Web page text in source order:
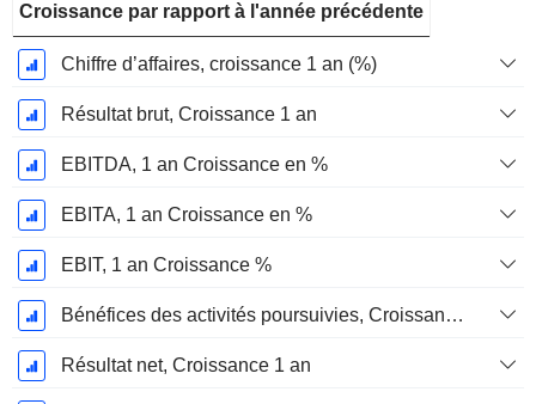
Croissance par rapport à l'année précédente
Chiffre d’affaires, croissance 1 an (%)
Résultat brut, Croissance 1 an
EBITDA, 1 an Croissance en %
EBITA, 1 an Croissance en %
EBIT, 1 an Croissance %
Bénéfices des activités poursuivies, Croissance 1 an
Résultat net, Croissance 1 an